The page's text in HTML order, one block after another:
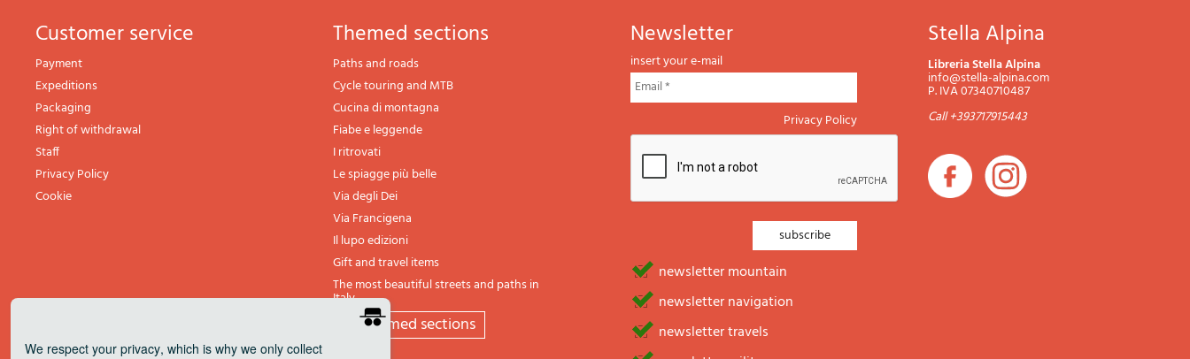
Customer service
Payment
Expeditions
Packaging
Right of withdrawal
Staff
Privacy Policy
Cookie
themed sections
Paths and roads
Cycle touring and MTB
Cucina di montagna
Fiabe e leggende
I ritrovati
Le spiagge più belle
Via degli Dei
Via Francigena
Il lupo edizioni
Gift and travel items
The most beautiful streets and paths in
Italy
All themed sections
newsletter
insert your e-mail
Privacy Policy
newsletter mountain
newsletter navigation
newsletter travels
Stella Alpina
Libreria Stella Alpina
info@stella-alpina.com
P. IVA 07340710487
Call +393717915443
We respect your privacy, which is why we only collect